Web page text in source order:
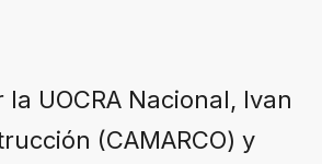
UOCRA Nacional, Ivan
(CAMARCO) y